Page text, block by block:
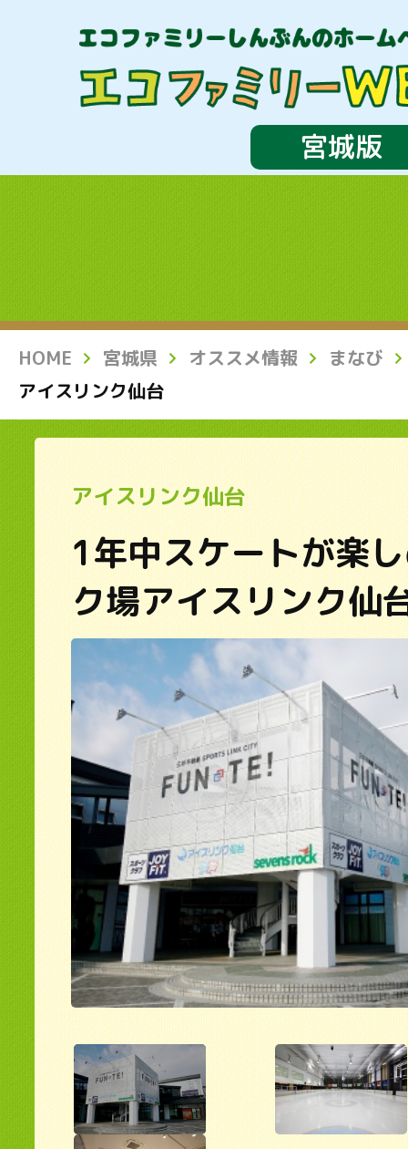
宮城版
HOME 宮城県 オススメ情報
まなび
アイスリンク仙台
アイスリンク仙台
1年中スケートが楽
ク場アイスリンク仙